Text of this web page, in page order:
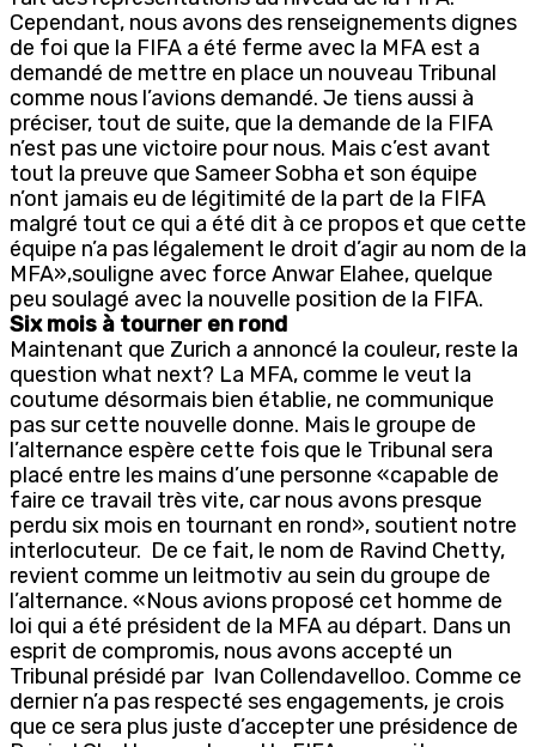
Cependant, nous avons des renseignements dignes
de foi que la FIFA a été ferme avec la MFA est a
demandé de mettre en place un nouveau Tribunal
comme nous l’avions demandé. Je tiens aussi à
préciser, tout de suite, que la demande de la FIFA
n’est pas une victoire pour nous. Mais c’est avant
tout la preuve que Sameer Sobha et son équipe
n’ont jamais eu de légitimité de la part de la FIFA
malgré tout ce qui a été dit à ce propos et que cette
équipe n’a pas légalement le droit d’agir au nom de la
MFA»,souligne avec force Anwar Elahee, quelque
peu soulagé avec la nouvelle position de la FIFA.
Six mois à tourner en rond
Maintenant que Zurich a annoncé la couleur, reste la
question what next? La MFA, comme le veut la
coutume désormais bien établie, ne communique
pas sur cette nouvelle donne. Mais le groupe de
l’alternance espère cette fois que le Tribunal sera
placé entre les mains d’une personne «capable de
faire ce travail très vite, car nous avons presque
perdu six mois en tournant en rond», soutient notre
interlocuteur. De ce fait, le nom de Ravind Chetty,
revient comme un leitmotiv au sein du groupe de
l’alternance. «Nous avions proposé cet homme de
loi qui a été président de la MFA au départ. Dans un
esprit de compromis, nous avons accepté un
Tribunal présidé par Ivan Collendavelloo. Comme ce
dernier n’a pas respecté ses engagements, je crois
que ce sera plus juste d’accepter une présidence de